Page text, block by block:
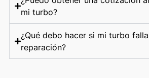
mi turbo?
¿Qué debo hacer si mi turbo
reparación?